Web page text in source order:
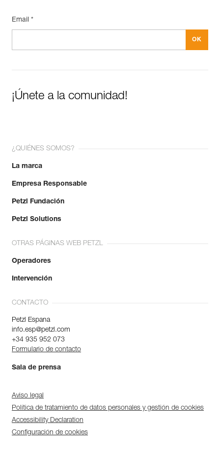
Email *
¡Únete a la comunidad!
¿QUIÉNES SOMOS?
La marca
Empresa Responsable
Petzl Fundación
Petzl Solutions
OTRAS PÁGINAS WEB PETZL
Operadores
Intervención
CONTACTO
Petzl Espana
info.esp@petzl.com
+34 935 952 073
Formulario de contacto
Sala de prensa
Aviso legal
Política de tratamiento de datos personales y gestión de cookies
Accessibility Declaration
Configuración de cookies